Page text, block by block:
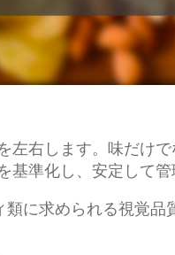
左右します。味だけ
準化し、安定して管
に求められる視覚